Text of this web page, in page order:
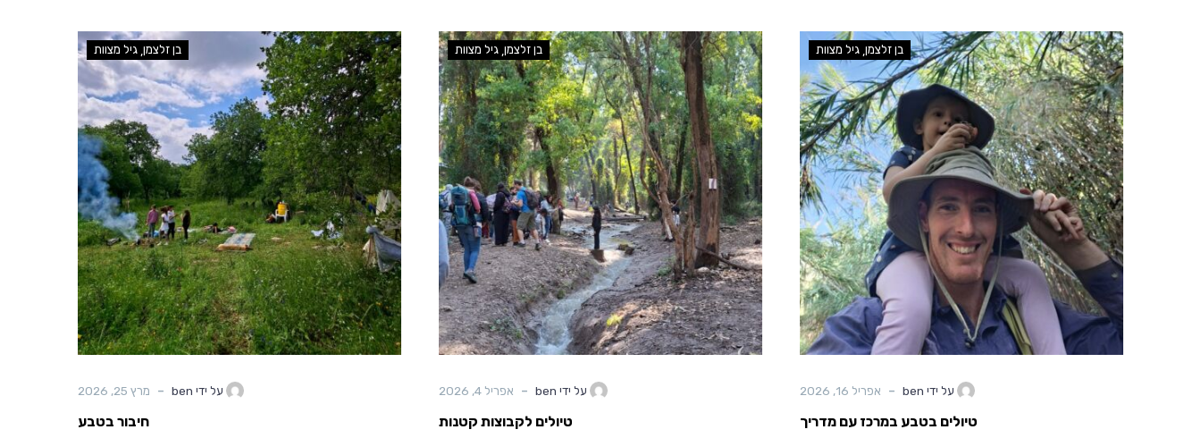
בן זלצמן גיל מצוות
על ידי ben - אפריל 16, 2026
טיולים בטבע במרכז עם מדריך
בן זלצמן גיל מצוות
על ידי ben - אפריל 4, 2026
טיולים לקבוצות קטנות
בן זלצמן גיל מצוות
על ידי ben - מרץ 25, 2026
חיבור בטבע